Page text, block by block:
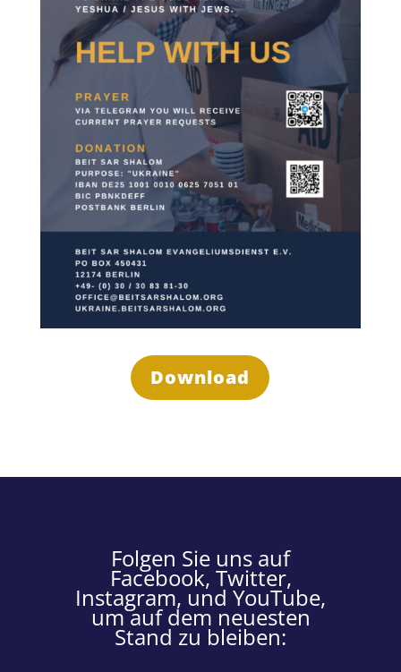
Download
Folgen Sie uns auf
Facebook, Twitter,
Instagram, und YouTube,
um auf dem neuesten
Stand zu bleiben: